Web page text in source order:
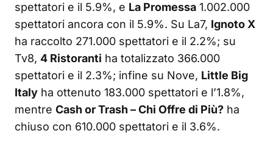
spettatori e il 5.9%, e La Promessa 1.002.000
spettatori ancora con il 5.9%. Su La7, Ignoto X
ha raccolto 271.000 spettatori e il 2.2%; su
Tv8, 4 Ristoranti ha totalizzato 366.000
spettatori e il 2.3%; infine su Nove, Little Big
Italy ha ottenuto 183.000 spettatori e l’1.8%,
mentre Cash or Trash – Chi Offre di Più? ha
chiuso con 610.000 spettatori e il 3.6%.